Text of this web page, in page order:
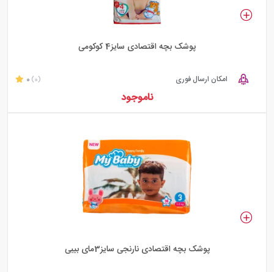
پوشک بچه اقتصادی سایز4 کوکومی
امکان ارسال فوری 0 (0)
ناموجود
پوشک بچه اقتصادی نارنجی سایز3مای بیبی